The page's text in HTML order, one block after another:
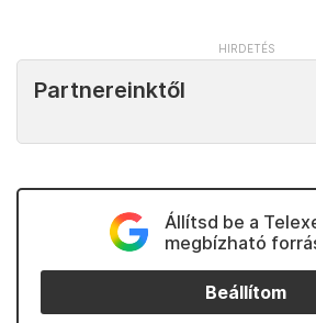
Partnereinktől
Állítsd be a
megbízható
Beállítom